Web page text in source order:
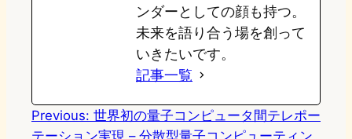
ンダーとしての顔も持つ。
未来を語り合う場を創って
いきたいです。
記事一覧
Previous: 世界初の量子コンピュータ間テレポー